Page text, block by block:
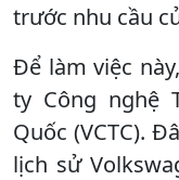
trước nhu cầu
Để làm việc
ty Công nghệ
Quốc (VCTC).
lịch sử